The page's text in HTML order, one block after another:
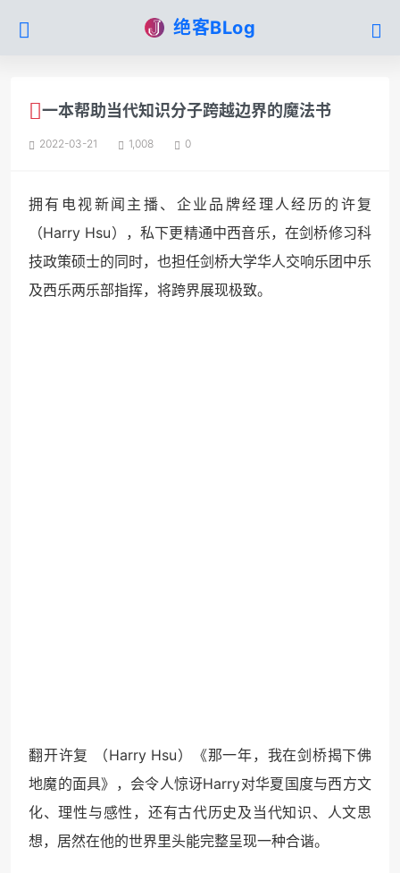
绝客BLog
一本帮助当代知识分子跨越边界的魔法书
2022-03-21 1,008 0
拥有电视新闻主播、企业品牌经理人经历的许复
（Harry Hsu），私下更精通中西音乐，在剑桥修习科
技政策硕士的同时，也担任剑桥大学华人交响乐团中乐
及西乐两乐部指挥，将跨界展现极致。
翻开许复 （Harry Hsu）《那一年，我在剑桥揭下佛
地魔的面具》，会令人惊讶Harry对华夏国度与西方文
化、理性与感性，还有古代历史及当代知识、人文思
想，居然在他的世界里头能完整呈现一种合谐。